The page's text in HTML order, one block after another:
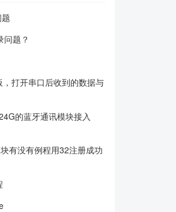
问题？
打开串口后收到的数据与
的蓝牙通讯模块接入
有没有例程用32注册成功